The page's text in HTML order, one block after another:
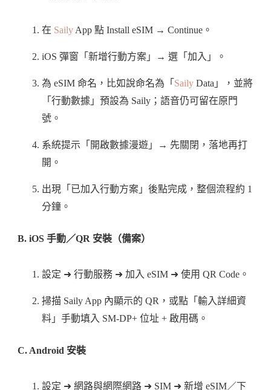
在 Saily App 點 Install eSIM → Continue。
iOS 彈窗「新增行動方案」→ 選「加入」。
為 eSIM 命名，比如說命名為「 Saily Data」，並將
「行動數據」預設為 Saily；語音仍可留在原門
號。
系統提示「開啟數據漫遊」→ 先關閉，落地再打
開。
出現「已加入行動方案」後點完成，整個流程約 1
分鐘。
B. iOS 手動／QR 安裝（備案）
設定 ➜ 行動服務 ➜ 加入 eSIM ➜ 使用 QR Code。
掃描 Saily App 內顯示的 QR，或點「輸入詳細資
料」手動填入 SM-DP+ 位址 + 啟用碼。
C. Android 安裝
設定 ➜ 網路與網際網路 ➜ SIM ➜ 新增 eSIM／下